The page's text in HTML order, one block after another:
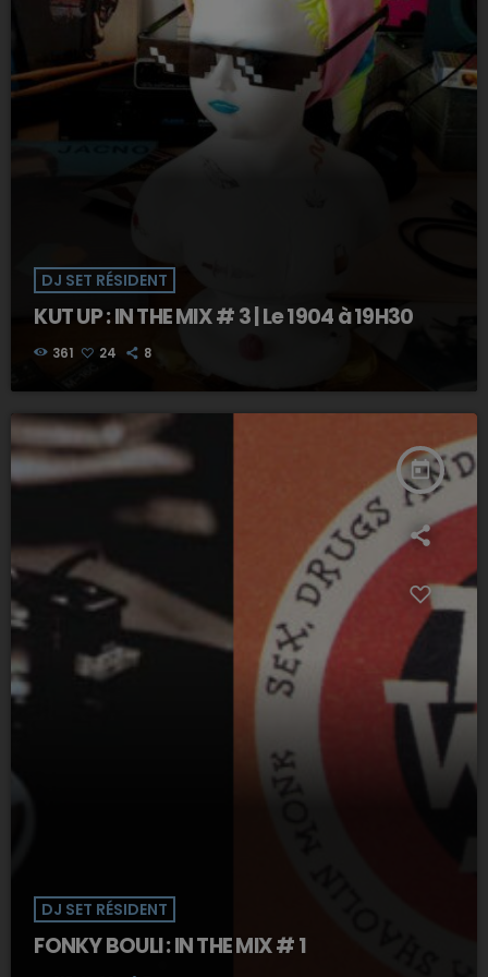
DJ SET RÉSIDENT
KUT UP : IN THE MIX # 3 | Le 1904 à 19H30
361 24 8
today
DJ SET RÉSIDENT
FONKY BOULI : IN THE MIX # 1